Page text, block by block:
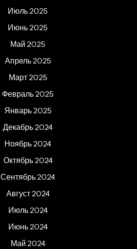
Июль 2025
Июнь 2025
Май 2025
Апрель 2025
Март 2025
Февраль 2025
Январь 2025
Декабрь 2024
Ноябрь 2024
Октябрь 2024
Сентябрь 2024
Август 2024
Июль 2024
Июнь 2024
Май 2024